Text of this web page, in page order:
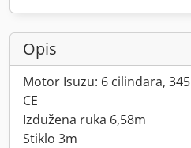
Opis
Motor Isuzu: 6 cilindara,
CE
Izdužena ruka 6,58m
Stiklo 3m